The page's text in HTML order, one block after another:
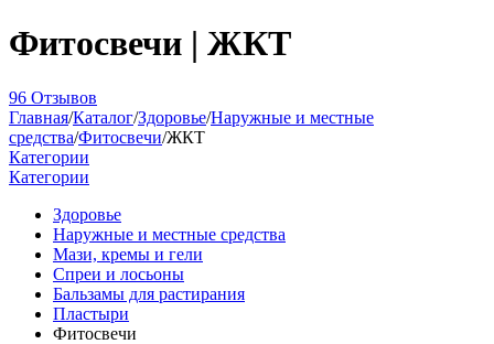
Фитосвечи | ЖКТ
96 Отзывов
Главная/Каталог/Здоровье/Наружные и местные
средства/Фитосвечи/ЖКТ
Категории
Категории
Здоровье
Наружные и местные средства
Мази, кремы и гели
Спреи и лосьоны
Бальзамы для растирания
Пластыри
Фитосвечи